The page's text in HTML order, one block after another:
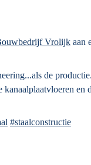
Vrolijk aan
de
en
#staalconstructie